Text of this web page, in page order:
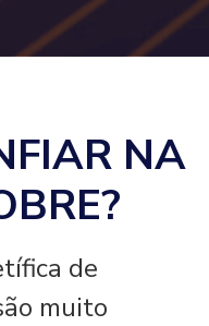
NA
de
muito